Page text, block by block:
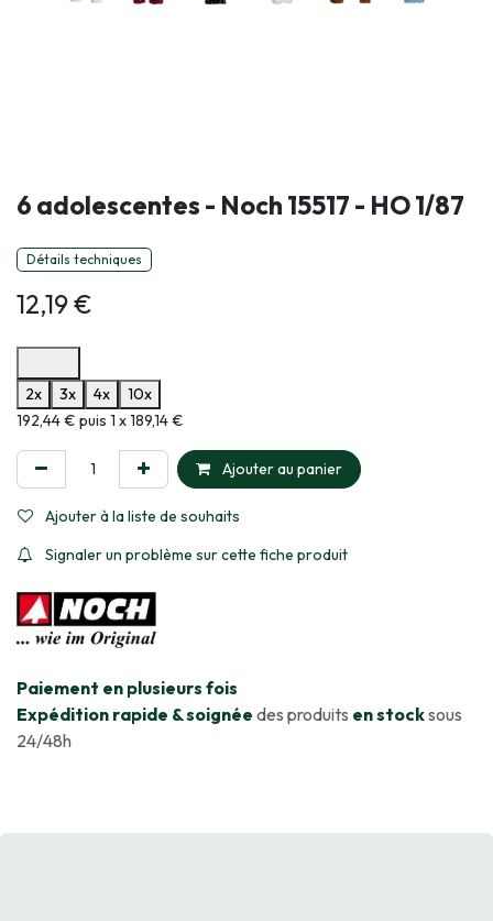
6 adolescentes - Noch 15517 - HO 1/87
Détails techniques
12,19€
2x
3x 4x
10x
Informations sur le plan de paiement sélectionné
192,44 € puis 1 x 189,14 €
Ajouter au panier
Ajouter à la liste de souhaits
Signaler un problème sur cette fiche produit
​Paiement en plusieurs fois
Expédition rapide & soignée des produits en stocksous
24/48h